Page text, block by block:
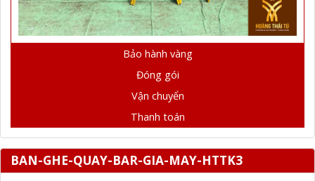
Bảo hành vàng
Đóng gói
Vận chuyển
Thanh toán
BAN-GHE-QUAY-BAR-GIA-MAY-HTTK3